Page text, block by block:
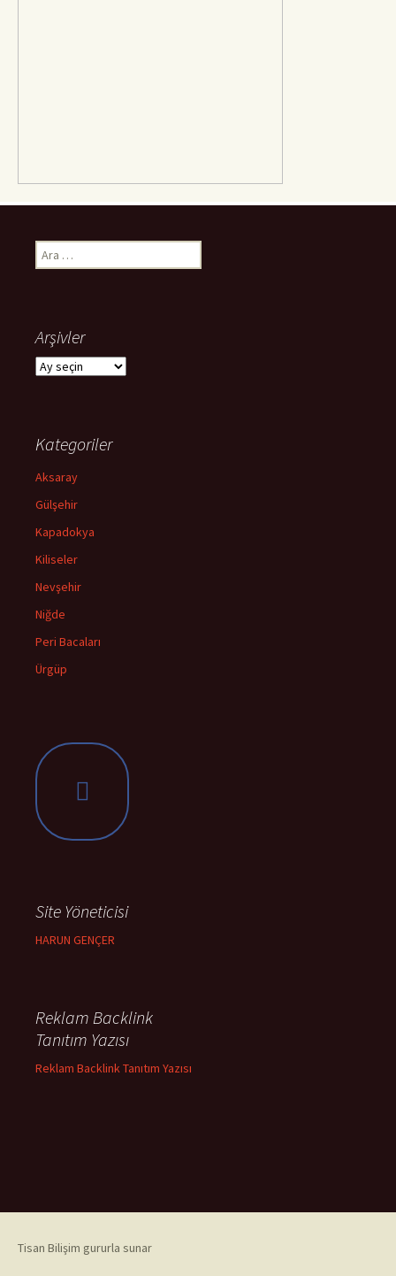
Arama:
Arşivler
Arşivler
Kategoriler
Aksaray
Gülşehir
Kapadokya
Kiliseler
Nevşehir
Niğde
Peri Bacaları
Ürgüp
Site Yöneticisi
HARUN GENÇER
Reklam Backlink
Tanıtım Yazısı
Reklam Backlink Tanıtım Yazısı
Tisan Bilişim gururla sunar